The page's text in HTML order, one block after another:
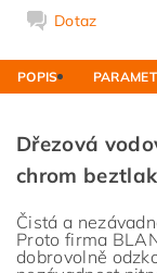
Dotaz
POPIS
Dřezová
chrom
Čistá a
Proto firma
dobrovolně